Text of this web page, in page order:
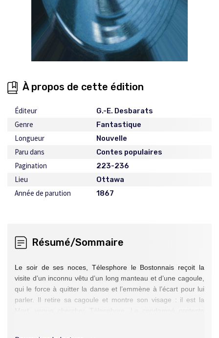
À propos de cette édition
Éditeur G.-E. Desbarats
Genre Fantastique
Longueur Nouvelle
Paru dans Contes populaires
Pagination 223-236
Lieu Ottawa
Année de parution 1867
Résumé/Sommaire
Le soir de ses noces, Télesphore le Bostonnais reçoit la
visite d’un inconnu vêtu d’un long manteau et d’une cagoule,
qui le force à quitter la danse et l’emmène à l’écart pour lui
parler. Il retire sa cagoule et montre son visage : il est la